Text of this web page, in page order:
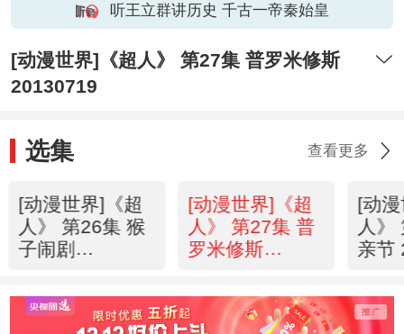
听王立群讲历史 千古一帝秦始皇
[动漫世界]《超人》 第27集 普罗米修斯
20130719
选集 查看更多
[动漫世界]《超
人》 第26集 猴
子闹剧
[动漫世界]《超
人》 第27集 普
罗米修斯
[动
人》
亲节